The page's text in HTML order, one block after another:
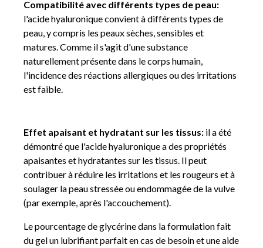
Compatibilité avec différents types de peau:
l'acide hyaluronique convient à différents types de
peau, y compris les peaux sèches, sensibles et
matures. Comme il s'agit d'une substance
naturellement présente dans le corps humain,
l'incidence des réactions allergiques ou des irritations
est faible.
Effet apaisant et hydratant sur les tissus: il a été
démontré que l'acide hyaluronique a des propriétés
apaisantes et hydratantes sur les tissus. Il peut
contribuer à réduire les irritations et les rougeurs et à
soulager la peau stressée ou endommagée de la vulve
(par exemple, après l'accouchement).
Le pourcentage de glycérine dans la formulation fait
du gel un lubrifiant parfait en cas de besoin et une aide